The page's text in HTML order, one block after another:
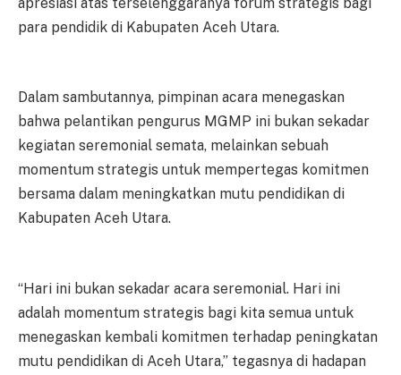
para pendidik di Kabupaten Aceh Utara.
Dalam sambutannya, pimpinan acara menegaskan
bahwa pelantikan pengurus MGMP ini bukan sekadar
kegiatan seremonial semata, melainkan sebuah
momentum strategis untuk mempertegas komitmen
bersama dalam meningkatkan mutu pendidikan di
Kabupaten Aceh Utara.
“Hari ini bukan sekadar acara seremonial. Hari ini
adalah momentum strategis bagi kita semua untuk
menegaskan kembali komitmen terhadap peningkatan
mutu pendidikan di Aceh Utara,” tegasnya di hadapan